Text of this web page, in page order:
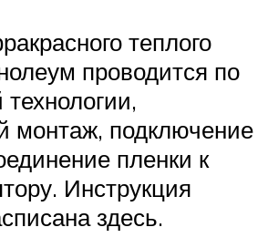
теплого
проводится по
монтаж, подключение
пленки к
Инструкция
здесь.